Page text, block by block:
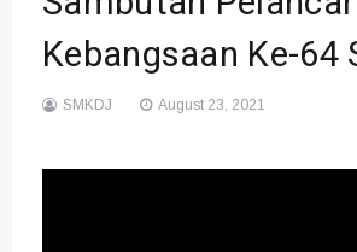
Kebangsaan Ke-64
SMKDJ August 23, 2021